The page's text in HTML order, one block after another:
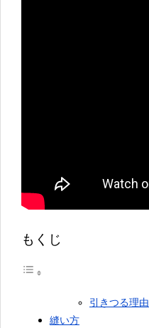
もくじ
引きつる理由
縫い方